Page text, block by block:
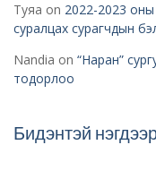
Туяа on 2022-2023 оны
суралцах сурагчдын
Nandia on “Наран”
тодорлоо
Бидэнтэй